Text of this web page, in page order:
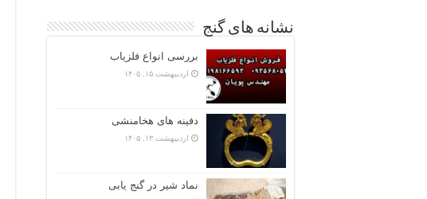
نشانه های گنج
بررسی انواع فلزیاب
اردیبهشت ۱۵, ۱۴۰۵
دفینه های هخامنشی
اردیبهشت ۱۳, ۱۴۰۵
نماد شیر در گنج یابی